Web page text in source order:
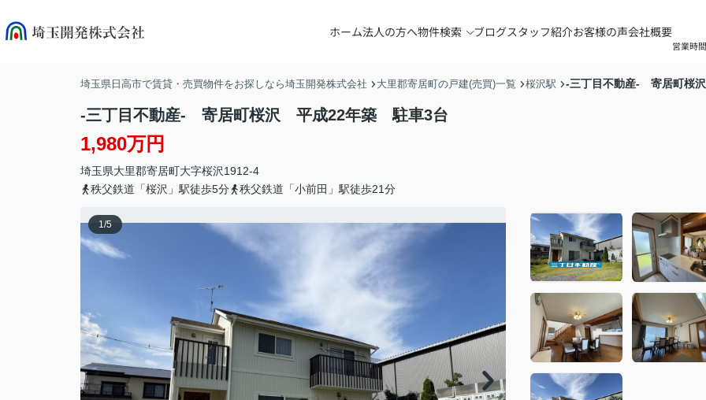
ホーム法人の方へ物件検索 ブログスタッフ紹介お客様の声会社概要
営業時
埼玉県日高市で賃貸・売買物件をお探しなら埼玉開発株式会社 大里郡寄居町の戸建(売買)一覧 桜沢駅 -三丁目不動産- 寄居町桜
-三丁目不動産- 寄居町桜沢 平成22年築 駐車3台
1,980万円
埼玉県大里郡寄居町大字桜沢1912-4
秩父鉄道「桜沢」駅徒歩5分
秩父鉄道「小前田」駅徒歩21分
1/5